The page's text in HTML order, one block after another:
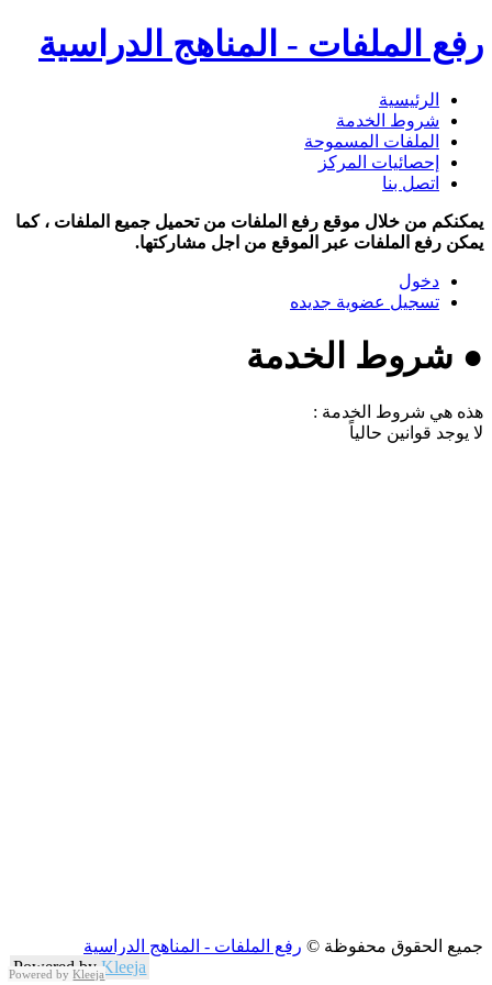
Powered byKleeja
رفع الملفات - المناهج الدراسية
الرئيسية
شروط الخدمة
الملفات المسموحة
إحصائيات المركز
اتصل بنا
يمكنكم من خلال موقع رفع الملفات من تحميل جميع الملفات ، كما
يمكن رفع الملفات عبر الموقع من اجل مشاركتها.
دخول
تسجيل عضوية جديده
● شروط الخدمة
هذه هي شروط الخدمة :
لا يوجد قوانين حالياً
جميع الحقوق محفوظة © رفع الملفات - المناهج الدراسية
Powered byKleeja